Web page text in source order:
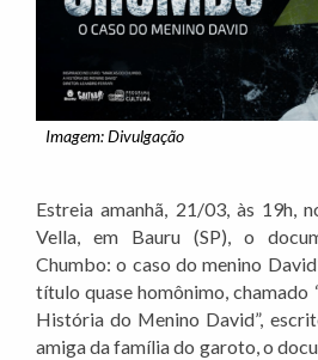
Imagem: Divulgação
Estreia amanhã, 21/03, às 19h,
Vella, em Bauru (SP), o
Chumbo: o caso do menino
título quase homônimo, chamado
História do Menino David”,
amiga da família do garoto, o